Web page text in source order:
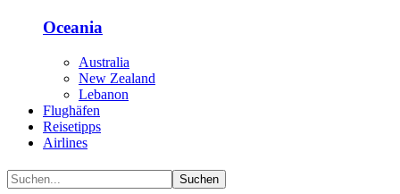
Oceania
Australia
New Zealand
Lebanon
Flughäfen
Reisetipps
Airlines